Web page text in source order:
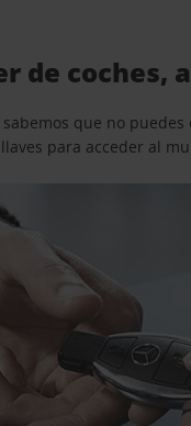
de coches,
que no
para acceder al